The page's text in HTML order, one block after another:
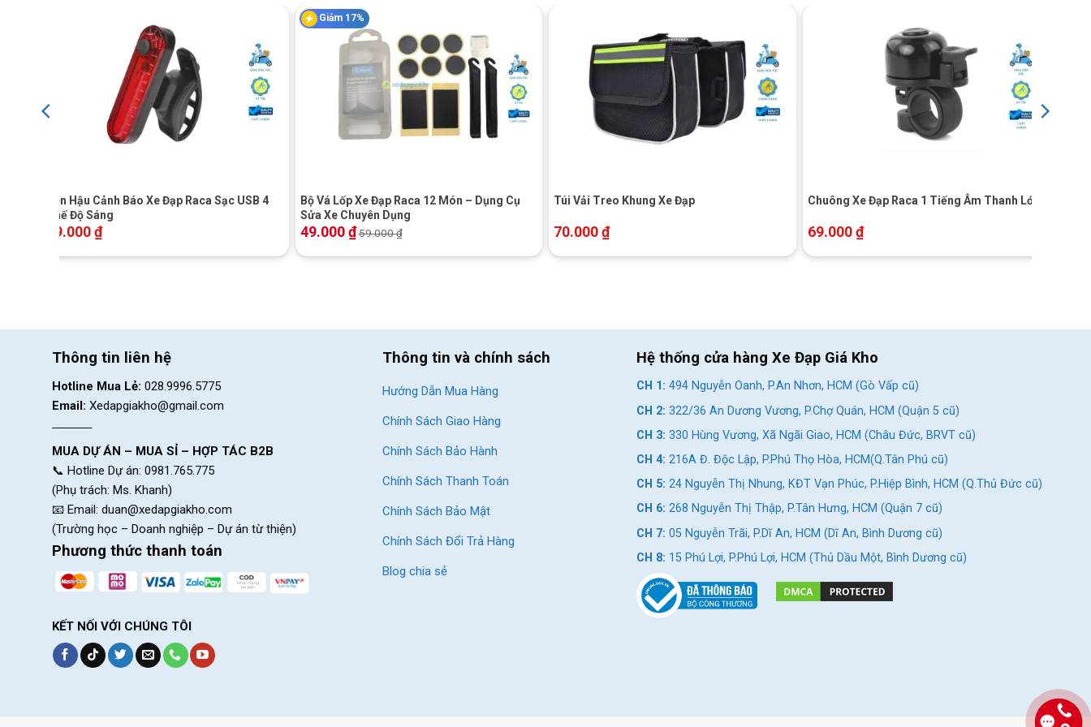
Đèn Hậu Cảnh Báo Xe Đạp Raca Sạc USB 4
Chế Độ Sáng
99.000₫
Giảm 17%
Bộ Vá Lốp Xe Đạp Raca 12 Món – Dụng Cụ
Sửa Xe Chuyên Dụng
49.000₫59.000₫
Túi Vải Treo Khung Xe Đạp
70.000₫
Chuông Xe Đạp Raca 1 Tiếng Âm Thanh Lớn
69.000₫
Thông tin liên hệ
Hotline Mua Lẻ: 028.9996.5775
Email: Xedapgiakho@gmail.com
MUA DỰ ÁN – MUA SỈ – HỢP TÁC B2B
📞 Hotline Dự án: 0981.765.775
(Phụ trách: Ms. Khanh)
📧 Email: duan@xedapgiakho.com
(Trường học – Doanh nghiệp – Dự án từ thiện)
Phương thức thanh toán
KẾT NỐI VỚI CHÚNG TÔI
Thông tin và chính sách
Hướng Dẫn Mua Hàng
Chính Sách Giao Hàng
Chính Sách Bảo Hành
Chính Sách Thanh Toán
Chính Sách Bảo Mật
Chính Sách Đổi Trả Hàng
Blog chia sẻ
Hệ thống cửa hàng Xe Đạp Giá Kho
CH 1: 494 Nguyễn Oanh, P.An Nhơn, HCM (Gò Vấp cũ)
CH 2: 322/36 An Dương Vương, P.Chợ Quán, HCM (Quận 5 cũ)
CH 3: 330 Hùng Vương, Xã Ngãi Giao, HCM (Châu Đức, BRVT cũ)
CH 4: 216A Đ. Độc Lập, P.Phú Thọ Hòa, HCM(Q.Tân Phú cũ)
CH 5: 24 Nguyễn Thị Nhung, KĐT Vạn Phúc, P.Hiệp Bình, HCM (Q.Thủ Đức cũ)
CH 6: 268 Nguyễn Thị Thập, P.Tân Hưng, HCM (Quận 7 cũ)
CH 7: 05 Nguyễn Trãi, P.Dĩ An, HCM (Dĩ An, Bình Dương cũ)
CH 8: 15 Phú Lợi, P.Phú Lợi, HCM (Thủ Dầu Một, Bình Dương cũ)